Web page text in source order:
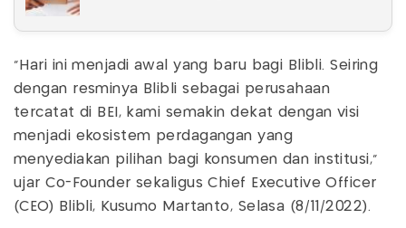
“Hari ini menjadi awal yang baru bagi Blibli. Seiring
dengan resminya Blibli sebagai perusahaan
tercatat di BEI, kami semakin dekat dengan visi
menjadi ekosistem perdagangan yang
menyediakan pilihan bagi konsumen dan institusi,”
ujar Co-Founder sekaligus Chief Executive Officer
(CEO) Blibli, Kusumo Martanto, Selasa (8/11/2022).